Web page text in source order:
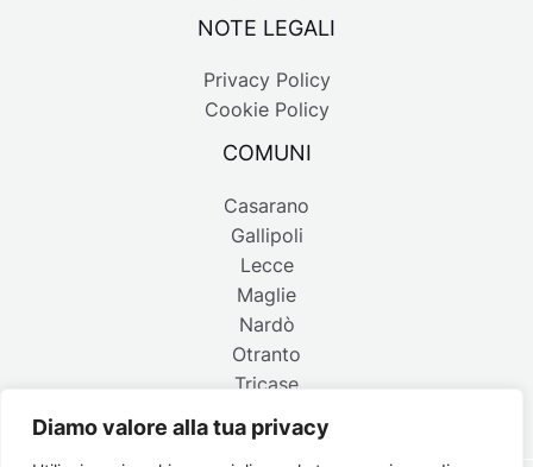
Diamo valore alla tua privacy
NOTE LEGALI
Privacy Policy
Cookie Policy
COMUNI
Casarano
Gallipoli
Lecce
Maglie
Nardò
Otranto
Tricase